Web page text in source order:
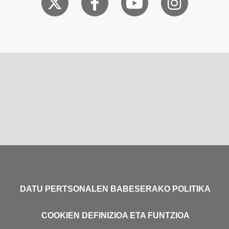
DATU PERTSONALEN BABESERAKO POLITIKA
COOKIEN DEFINIZIOA ETA FUNTZIOA